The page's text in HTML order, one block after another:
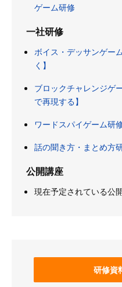
ゲーム研修
一社研修
ボイス・デッサンゲー
く】
ブロックチャレンジゲ
で再現する】
ワードスパイゲーム研
話の聞き方・まとめ方
公開講座
現在予定されている公
研修資